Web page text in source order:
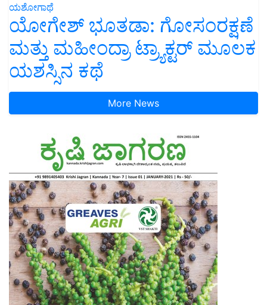
ಯಶೋಗಾಥೆ
ಯೋಗೇಶ್ ಭೂತಡಾ: ಗೋಸಂರಕ್ಷಣೆ
ಮತ್ತು ಮಹೀಂದ್ರಾ ಟ್ರ್ಯಾಕ್ಟರ್ ಮೂಲಕ
ಯಶಸ್ಸಿನ ಕಥೆ
More News